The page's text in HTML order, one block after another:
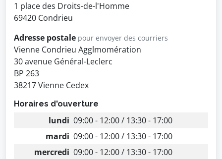
1 place des Droits-de-l'Homme
69420 Condrieu
Adresse postale pour envoyer des courriers
Vienne Condrieu Agglmomération
30 avenue Général-Leclerc
BP 263
38217 Vienne Cedex
Horaires d'ouverture
lundi 09:00 - 12:00 / 13:30 - 17:00
mardi 09:00 - 12:00 / 13:30 - 17:00
mercredi 09:00 - 12:00 / 13:30 - 17:00